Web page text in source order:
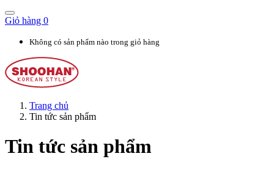
Giỏ hàng 0
Không có sản phẩm nào trong giỏ hàng
Trang chủ
Tin tức sản phẩm
Tin tức sản phẩm